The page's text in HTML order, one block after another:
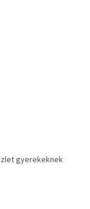
gyerekeknek